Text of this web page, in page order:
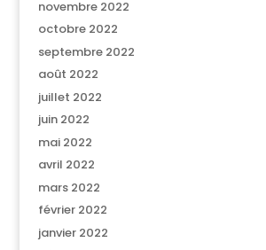
novembre 2022
octobre 2022
septembre 2022
août 2022
juillet 2022
juin 2022
mai 2022
avril 2022
mars 2022
février 2022
janvier 2022